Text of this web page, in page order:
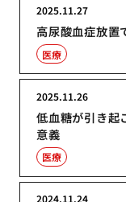
高尿酸血症放置
2025.11.27
医療
低血糖が引き起
意義
2025.11.26
医療
2024.11.24